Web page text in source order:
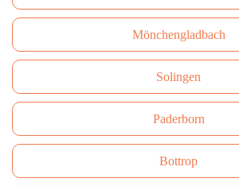
Mönchengladbach
Solingen
Paderborn
Bottrop